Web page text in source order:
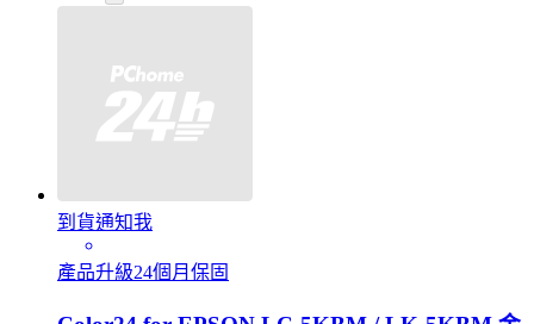
到貨通知我
產品升級24個月保固